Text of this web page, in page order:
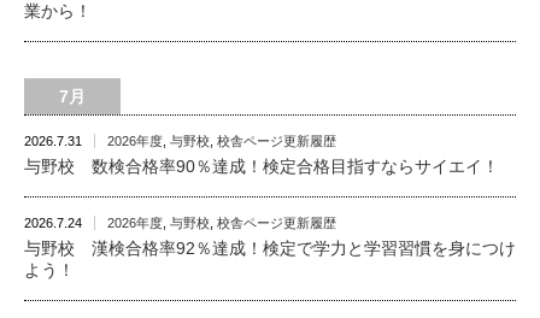
業から！
7月
2026.7.31 2026年度 与野校 校舎ページ更新履歴
与野校 数検合格率90％達成！検定合格目指すならサイエイ！
2026.7.24 2026年度 与野校 校舎ページ更新履歴
与野校 漢検合格率92％達成！検定で学力と学習習慣を身につけ
よう！